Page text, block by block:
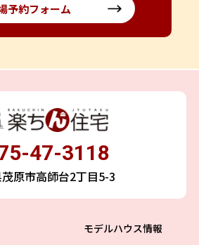
予約フォーム
47-3118
原市高師台2丁目5-3
モデルハウス情報